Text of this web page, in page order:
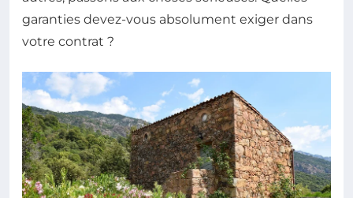
garanties devez-vous absolument exiger dans
votre contrat ?